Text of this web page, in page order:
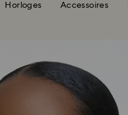
Horloges Accessoires